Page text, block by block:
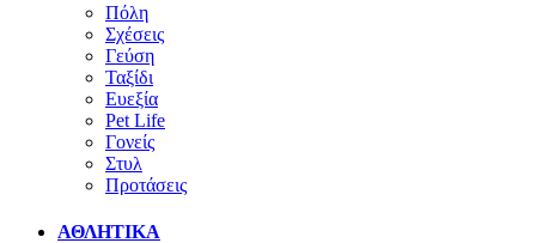
Πόλη
Σχέσεις
Γεύση
Ταξίδι
Ευεξία
Pet Life
Γονείς
Στυλ
Προτάσεις
ΑΘΛΗΤΙΚΑ